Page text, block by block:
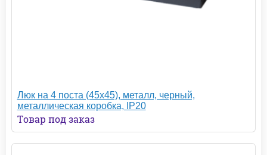
Люк на 4 поста (45х45), металл, черный,
металлическая коробка, IP20
Товар под заказ